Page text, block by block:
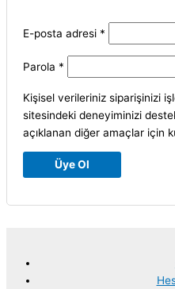
E-posta adresi *
Parola *
Kişisel verileriniz siparişinizi
sitesindeki deneyiminizi
açıklanan diğer amaçlar için
Üye Ol